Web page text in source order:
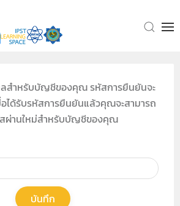
ลสำหรับบัญชีของคุณ รหัสการยืนยันจะ
ได้รับรหัสการยืนยันแล้วคุณจะสามารถ
ผ่านใหม่สำหรับบัญชีของคุณ
บันทึก